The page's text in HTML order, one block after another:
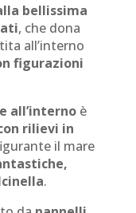
bellissima
, che dona
all’interno
figurazioni
all’interno è
rilievi in
il mare
.